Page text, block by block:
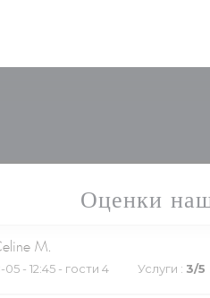
Оценки
M
05 - 12:45 - гости 4 Услуги : 3/5